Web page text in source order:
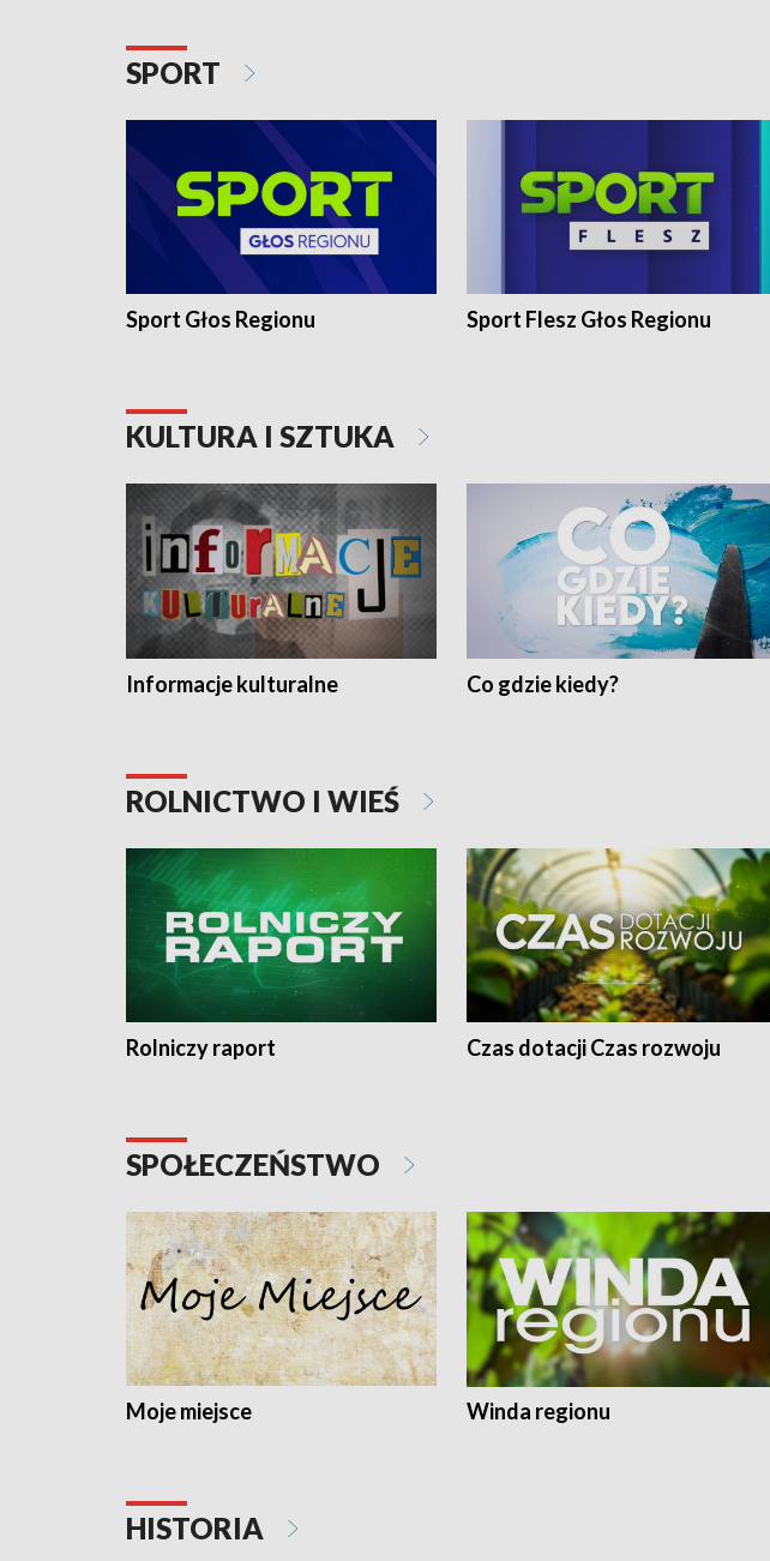
SPORT
Sport Głos Regionu Sport Flesz Głos Regionu
KULTURA I SZTUKA
Informacje kulturalne Co gdzie kiedy?
ROLNICTWO I WIEŚ
Rolniczy raport Czas dotacji Czas rozwoju
SPOŁECZEŃSTWO
Moje miejsce Winda regionu
HISTORIA